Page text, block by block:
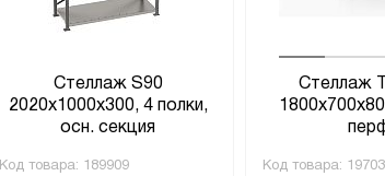
Стеллаж S90
2020х1000х300, 4 полки,
осн. секция
Код товара: 189909
Стеллаж
Код товара: